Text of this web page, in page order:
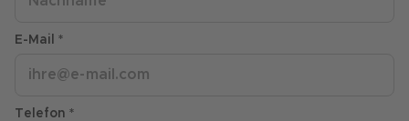
E-Mail *
Telefon *